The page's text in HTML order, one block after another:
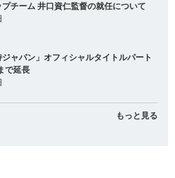
チーム 井口資仁監督の就任について
ャパン」オフィシャルタイトルパート
で延長
もっと見る